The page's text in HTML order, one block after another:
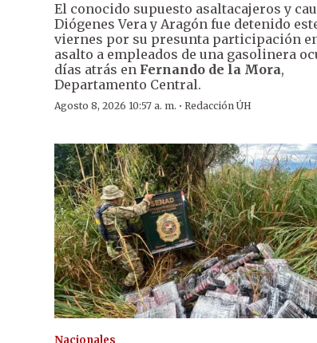
El conocido supuesto asaltacajeros y
Diógenes Vera y Aragón fue detenido
viernes por su presunta participación
asalto a empleados de una gasolinera
días atrás en Fernando de la Mora,
Departamento Central.
Agosto 8, 2026 10:57 a. m. · Redacción ÚH
Nacionales